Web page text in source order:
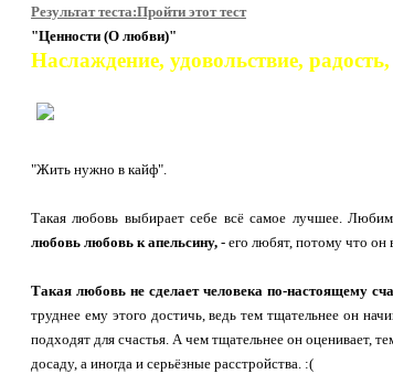
Результат теста:Пройти этот тест
"Ценности (О любви)"
Наслаждение, удовольствие, радость,
"Жить нужно в кайф".
Такая любовь выбирает себе всё самое лучшее.
любовь любовь к апельсину, - его любят, потому что он
Такая любовь не сделает человека по-настоящему
труднее ему этого достичь, ведь тем тщательнее он
подходят для счастья. А чем тщательнее он оценивает,
досаду, а иногда и серьёзные расстройства. :(